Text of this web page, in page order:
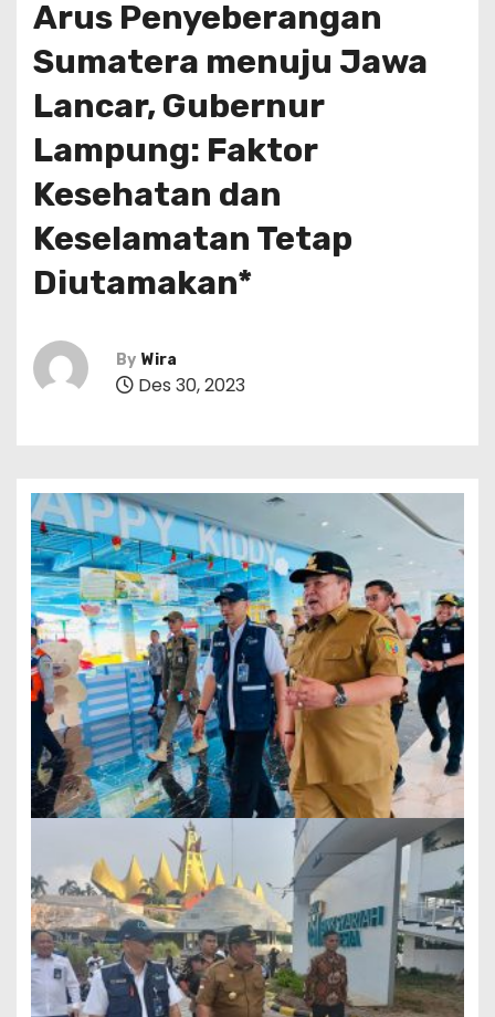
Arus Penyeberangan
Sumatera menuju Jawa
Lancar, Gubernur
Lampung: Faktor
Kesehatan dan
Keselamatan Tetap
Diutamakan*
By Wira
Des 30, 2023